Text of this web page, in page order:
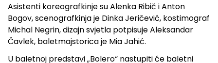
Asistenti koreografkinje su Alenka Ribič i Anton
Bogov, scenografkinja je Dinka Jeričević, kostimograf
Michal Negrin, dizajn svjetla potpisuje Aleksandar
Čavlek, baletmajstorica je Mia Jahić.
U baletnoj predstavi „Bolero“ nastupiti će baletni